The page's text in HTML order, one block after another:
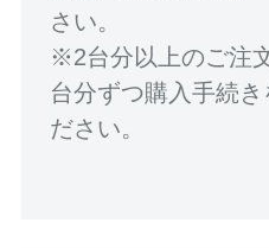
さい。
※2台分以上のご注
台分ずつ購入手続
ださい。